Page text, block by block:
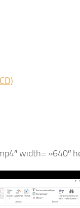
width= »640″